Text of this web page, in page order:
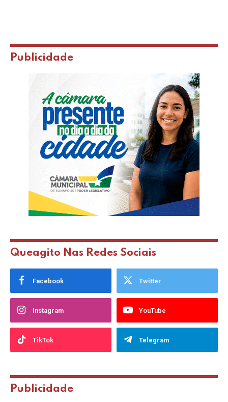
Publicidade
Queagito Nas Redes Sociais
Facebook Twitter
Instagram YouTube
TikTok Telegram
Publicidade